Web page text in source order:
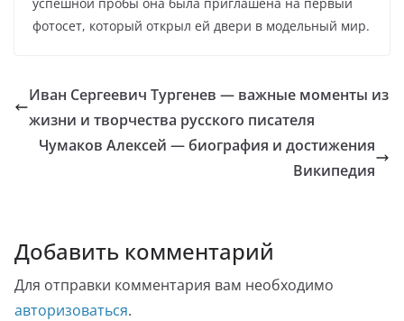
фотосет, который открыл ей двери в модельный мир.
Иван Сергеевич Тургенев — важные моменты из
жизни и творчества русского писателя
Чумаков Алексей — биография и достижения
Википедия
Добавить комментарий
Для отправки комментария вам необходимо
авторизоваться.